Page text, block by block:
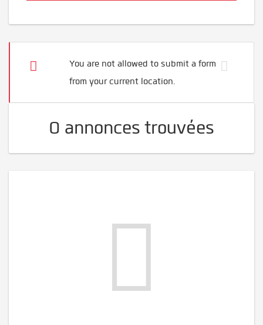
You are not allowed to submit a form
from your current location.
0 annonces trouvées